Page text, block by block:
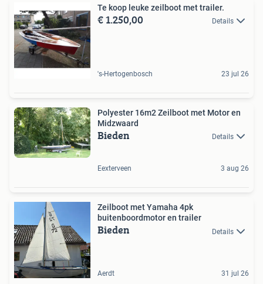
Te koop leuke zeilboot met trailer.
€ 1.250,00 Details
's-Hertogenbosch 23 jul 26
Polyester 16m2 Zeilboot met Motor en
Midzwaard
Bieden Details
Eexterveen 3 aug 26
Zeilboot met Yamaha 4pk
buitenboordmotor en trailer
Bieden Details
Aerdt 31 jul 26